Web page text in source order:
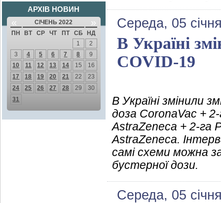
АРХІВ НОВИН
« СІЧЕНЬ 2022 »
ПН ВТ СР ЧТ ПТ СБ
НД
1
2
3
4 5 6 7 8
9
10
11 12 13 14 15
16
17
18 19 20 21 22
23
24
25 26 27 28 29
30
31
Середа, 05
В Україні
COVID-19
В Україні змінили
доза CoronaVac +
AstraZeneca + 2-га
AstraZeneca.
самі схеми можна
бустерної дози.
Середа, 05